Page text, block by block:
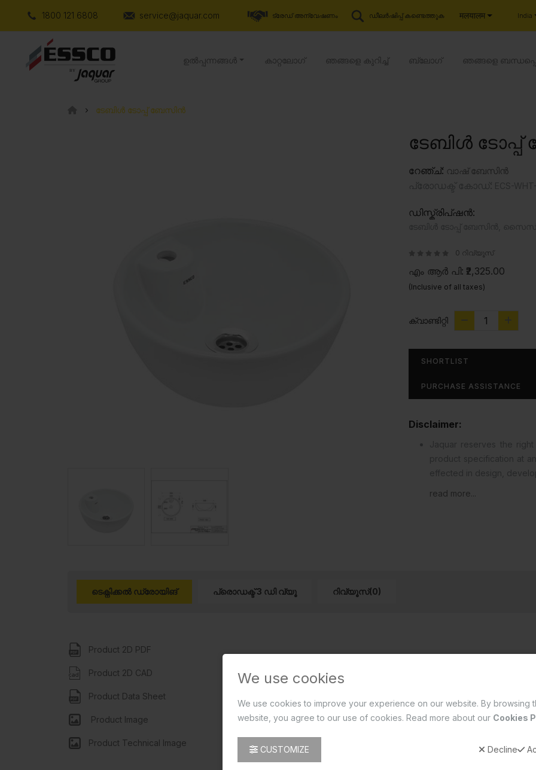
We use cookies
We use cookies to improve your experience on our website. By browsing
website, you agree to our use of cookies. Read more about our Cookies
CUSTOMIZE Decline
1800 121 6808 service@jaquar.com ട്രേഡ് അന്വേഷണം ഡീലർഷിപ്പ് കണ്ടെത്തുക मलयालम India
ഉൽപ്പന്നങ്ങൾ കാറ്റലോഗ് ഞങ്ങളെ കുറിച്ച് ബ്ലോഗ് ഞങ്ങളെ
ടേബിൾ ടോപ്പ് ബേസിൻ
ടേബിൾ
റേഞ്ച്: വാഷ് ബേസിൻ
ഡിസ്ക്രിപ്ഷൻ:
0 റിവ്യൂസ്
എം ആർ പി: ₹2,325.00
(Inclusive of all taxes)
ക്വാണ്ടിറ്റി
SHORTLIST
PURCHASE ASSISTANCE
Disclaimer:
read more...
ടെക്നിക്കൽ ഡ്രോയിങ് പ്രൊഡക്ട് 3 ഡി വ്യൂ റിവ്യൂസ്(0)
Product 2D PDF
Product 2D CAD
Product Data Sheet
Product Image
Product Technical Image